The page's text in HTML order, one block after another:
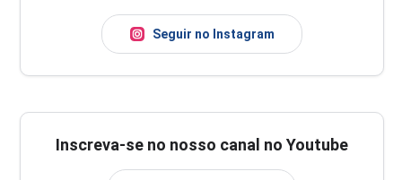
Seguir no Instagram
Inscreva-se no nosso canal no Youtube